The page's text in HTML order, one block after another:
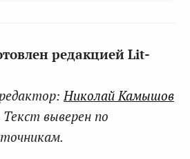
редакцией Lit-
Николай Камышов
выверен по